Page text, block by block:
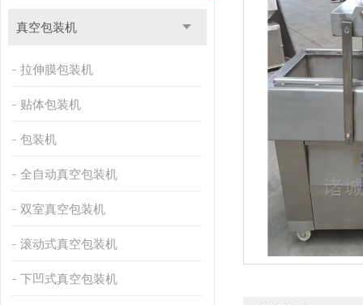
真空包装机
拉伸膜包装机
贴体包装机
包装机
全自动真空包装机
双室真空包装机
滚动式真空包装机
下凹式真空包装机